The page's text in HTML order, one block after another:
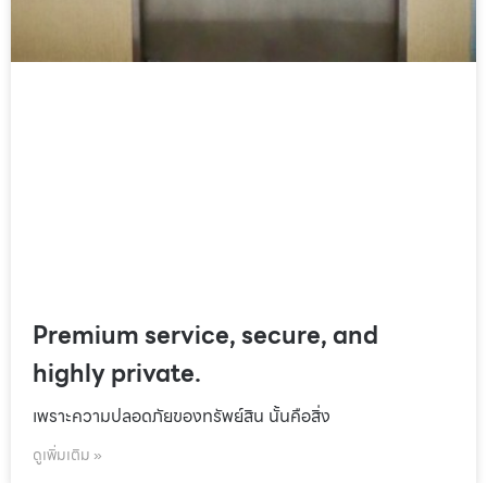
Premium service, secure, and
highly private.
เพราะความปลอดภัยของทรัพย์สิน นั้นคือสิ่ง
ดูเพิ่มเติม »